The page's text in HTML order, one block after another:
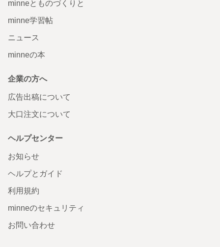
minneとものづくりと
minne学習帖
ニュース
minneの本
企業の方へ
広告出稿について
大口注文について
ヘルプセンター
お知らせ
ヘルプとガイド
利用規約
minneのセキュリティ
お問い合わせ